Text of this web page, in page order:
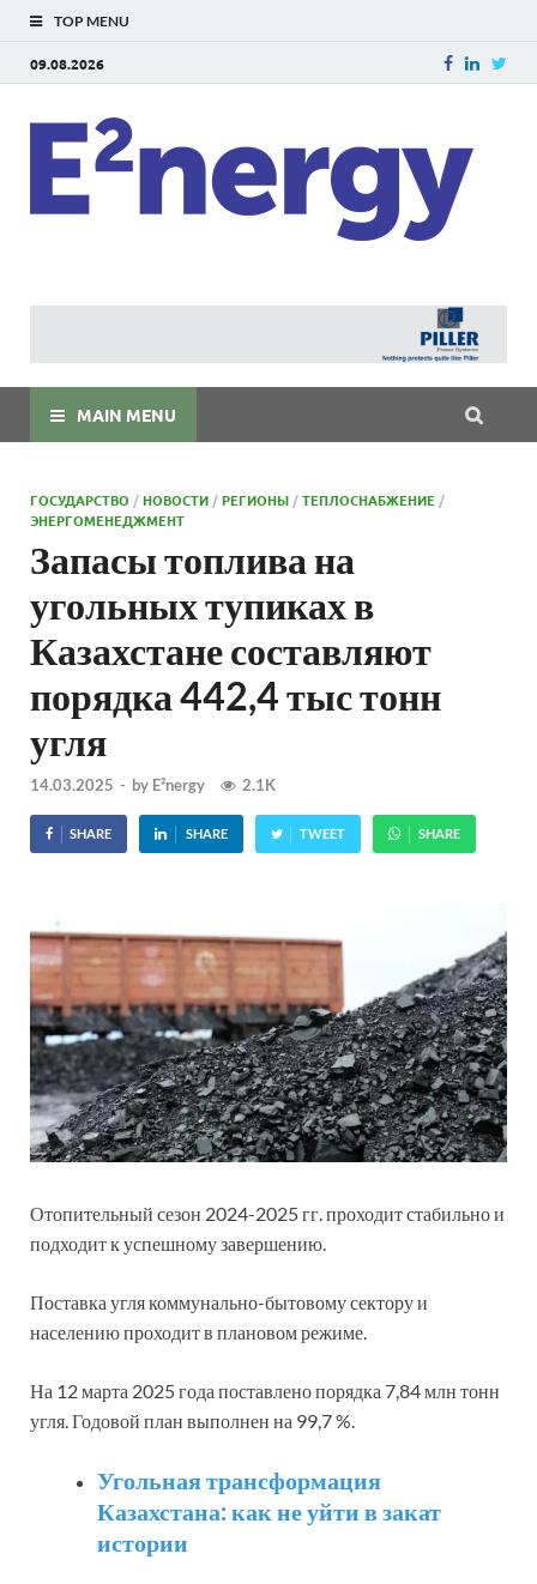
TOP MENU
09.08.2026
MAIN MENU
ГОСУДАРСТВО /НОВОСТИ /РЕГИОНЫ /ТЕПЛОСНАБЖЕНИЕ /
ЭНЕРГОМЕНЕДЖМЕНТ
Запасы топлива на
угольных тупиках в
Казахстане составляют
порядка 442,4 тыс тонн
угля
14.03.2025 - by E²nergy 2.1K
SHARE SHARE TWEET SHARE
Отопительный сезон 2024-2025 гг. проходит стабильно и
подходит к успешному завершению.
Поставка угля коммунально-бытовому сектору и
населению проходит в плановом режиме.
На 12 марта 2025 года поставлено порядка 7,84 млн тонн
угля. Годовой план выполнен на 99,7 %.
Угольная трансформация
Казахстана: как не уйти в закат
истории